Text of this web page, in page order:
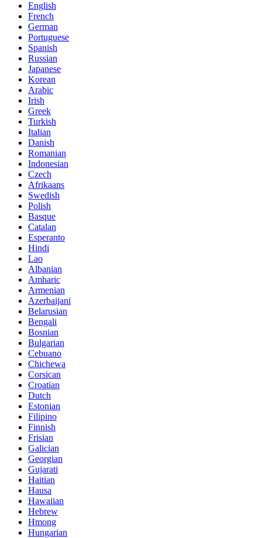
English
French
German
Portuguese
Spanish
Russian
Japanese
Korean
Arabic
Irish
Greek
Turkish
Italian
Danish
Romanian
Indonesian
Czech
Afrikaans
Swedish
Polish
Basque
Catalan
Esperanto
Hindi
Lao
Albanian
Amharic
Armenian
Azerbaijani
Belarusian
Bengali
Bosnian
Bulgarian
Cebuano
Chichewa
Corsican
Croatian
Dutch
Estonian
Filipino
Finnish
Frisian
Galician
Georgian
Gujarati
Haitian
Hausa
Hawaiian
Hebrew
Hmong
Hungarian